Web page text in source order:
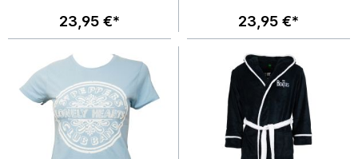
23,95 €* 23,95 €*